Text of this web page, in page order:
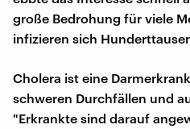
große Bedrohung für viele
infizieren sich
Cholera ist eine
schweren Durchfällen und
"Erkrankte sind darauf